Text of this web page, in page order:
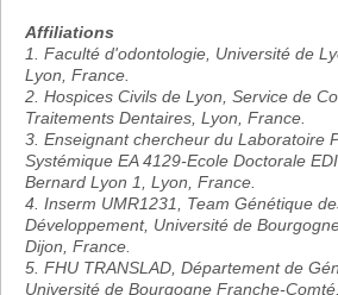
Affiliations
1. Faculté d'odontologie, Université de
Lyon, France.
2. Hospices Civils de Lyon, Service de
Traitements Dentaires, Lyon, France.
3. Enseignant chercheur du Laboratoire
Systémique EA 4129-Ecole Doctorale
Bernard Lyon 1, Lyon, France.
4. Inserm UMR1231, Team Génétique
Développement, Université de
Dijon, France.
5. FHU TRANSLAD, Département de
Université de Bourgogne Franche-